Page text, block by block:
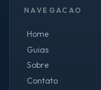
NAVEGACAO
Home
Guias
Sobre
Contato